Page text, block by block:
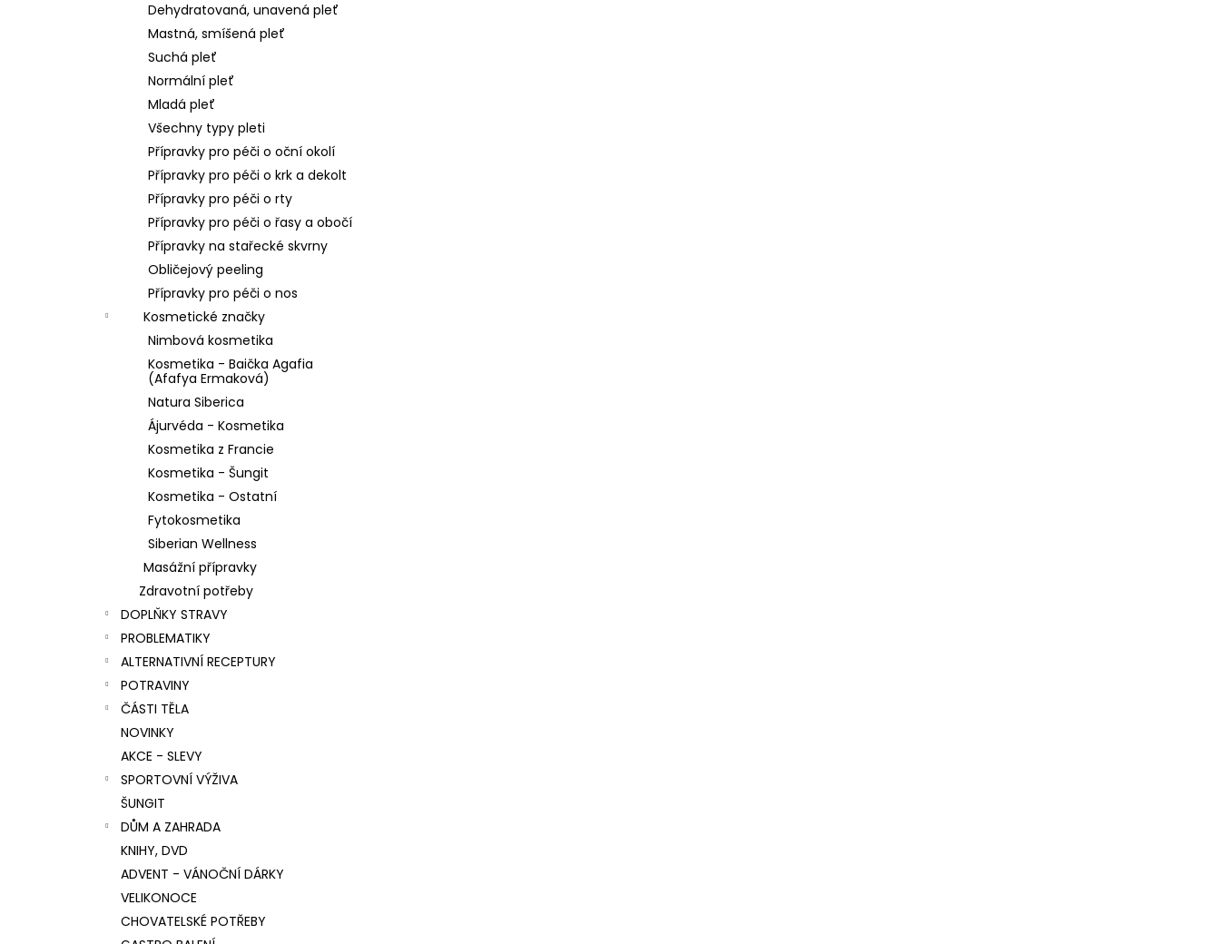
Dehydratovaná, unavená pleť
Mastná, smíšená pleť
Suchá pleť
Normální pleť
Mladá pleť
Všechny typy pleti
Přípravky pro péči o oční okolí
Přípravky pro péči o krk a dekolt
Přípravky pro péči o rty
Přípravky pro péči o řasy a obočí
Přípravky na stařecké skvrny
Obličejový peeling
Přípravky pro péči o nos
Kosmetické značky
Nimbová kosmetika
Kosmetika - Baička Agafia
(Afafya Ermaková)
Natura Siberica
Ájurvéda - Kosmetika
Kosmetika z Francie
Kosmetika - Šungit
Kosmetika - Ostatní
Fytokosmetika
Siberian Wellness
Masážní přípravky
Zdravotní potřeby
DOPLŇKY STRAVY
PROBLEMATIKY
ALTERNATIVNÍ RECEPTURY
POTRAVINY
ČÁSTI TĚLA
NOVINKY
AKCE - SLEVY
SPORTOVNÍ VÝŽIVA
ŠUNGIT
DŮM A ZAHRADA
KNIHY, DVD
ADVENT - VÁNOČNÍ DÁRKY
VELIKONOCE
CHOVATELSKÉ POTŘEBY